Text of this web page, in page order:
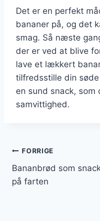
Det er en perfekt
bananer på, og det
smag. Så næste
der er ved at blive
lave et lækkert
tilfredsstille din
en sund snack, som
samvittighed.
FORRIGE
Bananbrød som
på farten